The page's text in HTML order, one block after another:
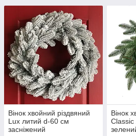
Вінок хвойний різдвяний
Lux литий d-60 см
засніжений
Вінок
Classic